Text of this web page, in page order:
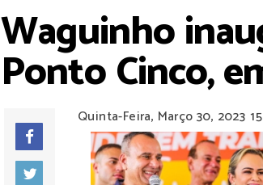
Waguinho
Ponto Cinco,
Quinta-Feira, Março 30, 2023